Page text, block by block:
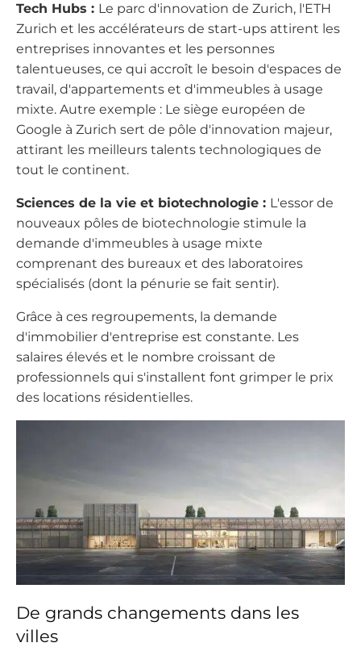
Tech Hubs : Le parc d'innovation de Zurich, l'ETH
Zurich et les accélérateurs de start-ups attirent les
entreprises innovantes et les personnes
talentueuses, ce qui accroît le besoin d'espaces de
travail, d'appartements et d'immeubles à usage
mixte. Autre exemple : Le siège européen de
Google à Zurich sert de pôle d'innovation majeur,
attirant les meilleurs talents technologiques de
tout le continent.
Sciences de la vie et biotechnologie : L'essor de
nouveaux pôles de biotechnologie stimule la
demande d'immeubles à usage mixte
comprenant des bureaux et des laboratoires
spécialisés (dont la pénurie se fait sentir).
Grâce à ces regroupements, la demande
d'immobilier d'entreprise est constante. Les
salaires élevés et le nombre croissant de
professionnels qui s'installent font grimper le prix
des locations résidentielles.
De grands changements dans les
villes